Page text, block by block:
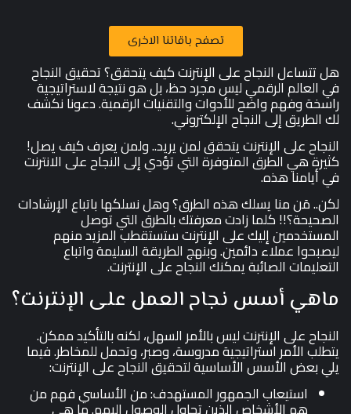
تصفح باقاتنا الاخرى
هل تتساءل النجاح على الإنترنت كيف يتحقق؟ تحقيق النجاح
في العالم الرقمي ليس مجرد حظ، بل هو نتيجة لاستراتيجية
راسخة وفهم واضح للأدوات والتقنيات الرقمية. دعونا نكشف
لك الطريق إلى النجاح الإلكتروني.
النجاح على الإنترنت يتحقق لمن يريد.. ولمن يعرف كيف يصل!
كثيرة هي الطرق المتوفرة التي تؤدي إلى النجاح على الانترنت
في أيامنا هذه.
لكن.. مَن منا يسلك هذه الطرق؟ وهل نسلكها باتباع الإرشادات
الصحيحة؟!!كلما زادت معرفتك بالطرق التي توصل
المستخدمين إليك على الإنترنت ستستقطب المزيد منهم
ليصبحوا عملاء دائمين. وبنهج الطريقة السليمة واتباع
التعليمات الصائبة يمكنك النجاح على الإنترنت.
ماهي أسس نجاح العمل على الإنترنت؟
النجاح على الإنترنت ليس بالأمر السهل، لكنه بالتأكيد ممكن.
يتطلب الأمر استراتيجية مدروسة، وصبر، وتحمل للمخاطر. فيما
يلي بعض الأسس الأساسية لتحقيق النجاح على الإنترنت:
استيعاب الجمهور المستهدف: من الأساسي فهم من